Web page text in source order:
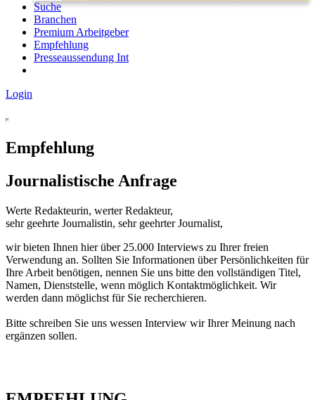
Suche
Branchen
Premium Arbeitgeber
Empfehlung
Presseaussendung Int
Login
Empfehlung
Journalistische Anfrage
Werte Redakteurin, werter Redakteur,
sehr geehrte Journalistin, sehr geehrter Journalist,
wir bieten Ihnen hier über 25.000 Interviews zu Ihrer freien
Verwendung an. Sollten Sie Informationen über Persönlichkeiten für
Ihre Arbeit benötigen, nennen Sie uns bitte den vollständigen Titel,
Namen, Dienststelle, wenn möglich Kontaktmöglichkeit. Wir
werden dann möglichst für Sie recherchieren.
Bitte schreiben Sie uns wessen Interview wir Ihrer Meinung nach
ergänzen sollen.